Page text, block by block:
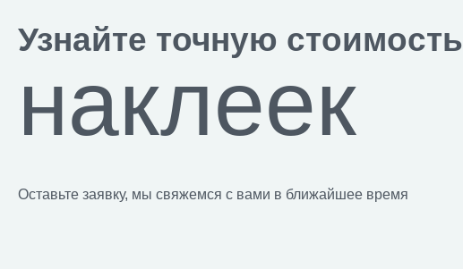
Узнайте точную стоимость
наклеек
Оставьте заявку, мы свяжемся с вами в ближайшее время